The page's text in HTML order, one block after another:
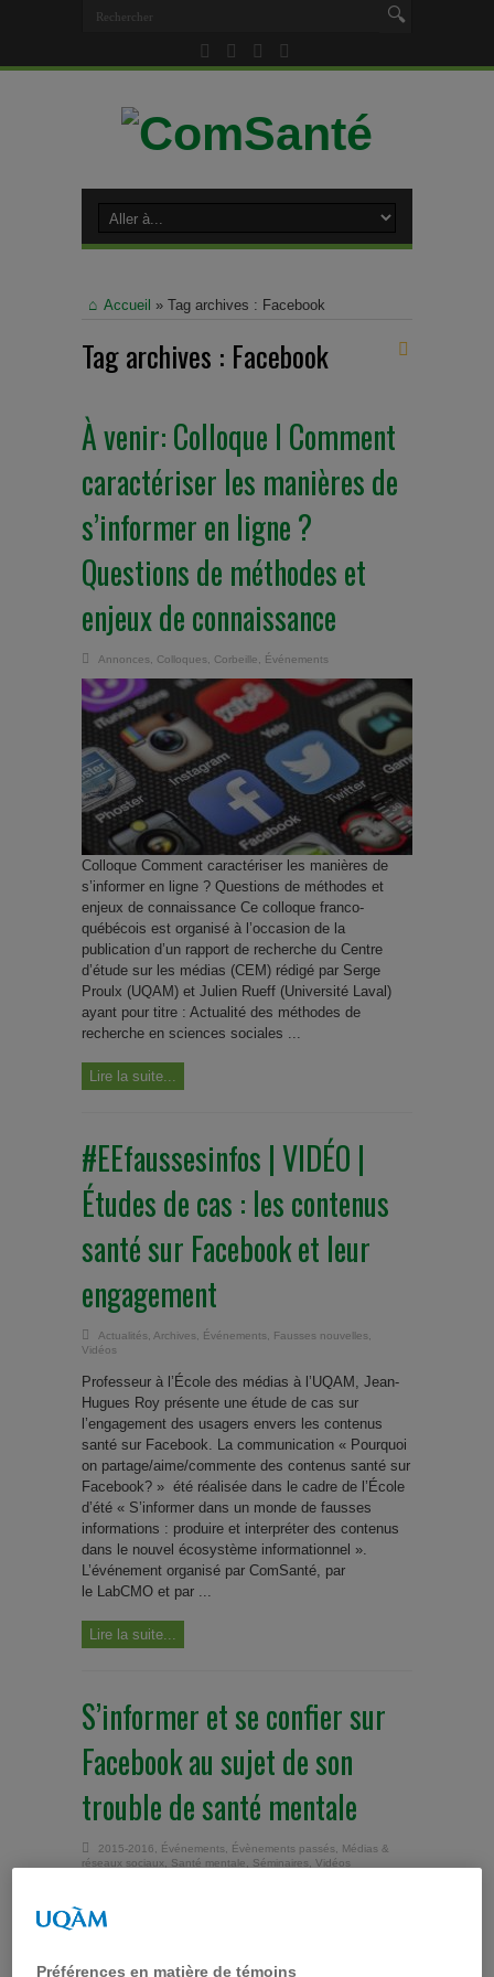
Accueil » Tag archives : Facebook
Tag archives : Facebook
À venir: Colloque I Comment
caractériser les manières de
s’informer en ligne ?
Questions de méthodes et
enjeux de connaissance
Annonces Colloques Corbeille Événements
Colloque Comment caractériser les manières de
s’informer en ligne ? Questions de méthodes et
enjeux de connaissance Ce colloque franco-
québécois est organisé à l’occasion de la
publication d’un rapport de recherche du Centre
d’étude sur les médias (CEM) rédigé par Serge
Proulx (UQAM) et Julien Rueff (Université Laval)
ayant pour titre : Actualité des méthodes de
recherche en sciences sociales ...
Lire la suite...
#EEfaussesinfos | VIDÉO |
Études de cas : les contenus
santé sur Facebook et leur
engagement
Actualités Archives Événements Fausses nouvelles
Vidéos
Professeur à l’École des médias à l’UQAM, Jean-
Hugues Roy présente une étude de cas sur
l’engagement des usagers envers les contenus
santé sur Facebook. La communication « Pourquoi
on partage/aime/commente des contenus santé sur
Facebook? » été réalisée dans le cadre de l’École
d’été « S’informer dans un monde de fausses
informations : produire et interpréter des contenus
dans le nouvel écosystème informationnel ».
L’événement organisé par ComSanté, par
le LabCMO et par ...
Lire la suite...
S’informer et se confier sur
Facebook au sujet de son
trouble de santé mentale
2015-2016 Événements Évènements passés
Médias &
réseaux sociaux
Santé mentale Séminaires Vidéos
en santé sur l'Internet aujourd'hui, plus d'un tiers le
Préférences en matière de témoins